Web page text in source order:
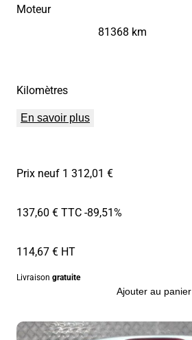
Moteur
Kilomètres
81368 km
En savoir plus
Prix neuf 1 312,01 €
137,60 € TTC-89,51%
114,67 € HT
Livraison gratuite
Ajouter au panier